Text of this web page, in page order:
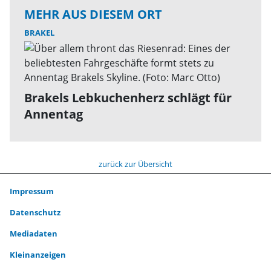
MEHR AUS DIESEM ORT
BRAKEL
Brakels Lebkuchenherz schlägt für
Annentag
zurück zur Übersicht
Impressum
Datenschutz
Mediadaten
Kleinanzeigen